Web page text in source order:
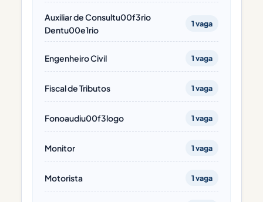
Auxiliar de Consultu00f3rio
Dentu00e1rio
1 vaga
Engenheiro Civil 1 vaga
Fiscal de Tributos 1 vaga
Fonoaudiu00f3logo 1 vaga
Monitor 1 vaga
Motorista 1 vaga